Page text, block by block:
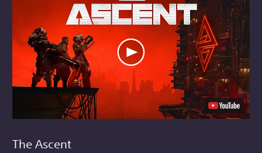
The Ascent